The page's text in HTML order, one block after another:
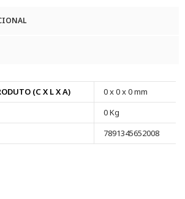
(C X L X A)
0 x 0 x 0 mm
0 Kg
7891345652008